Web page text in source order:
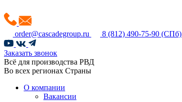
order@cascadegroup.ru 8 (812) 490-75-90 (СПб)
Заказать звонок
Всё для производства РВД
Во всех регионах Страны
О компании
Вакансии